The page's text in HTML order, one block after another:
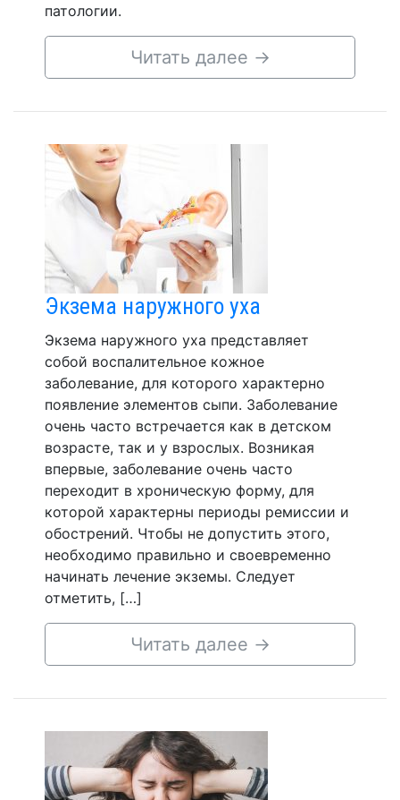
патологии.
Читать далее →
Экзема наружного уха
Экзема наружного уха представляет
собой воспалительное кожное
заболевание, для которого характерно
появление элементов сыпи. Заболевание
очень часто встречается как в детском
возрасте, так и у взрослых. Возникая
впервые, заболевание очень часто
переходит в хроническую форму, для
которой характерны периоды ремиссии и
обострений. Чтобы не допустить этого,
необходимо правильно и своевременно
начинать лечение экземы. Следует
отметить, […]
Читать далее →